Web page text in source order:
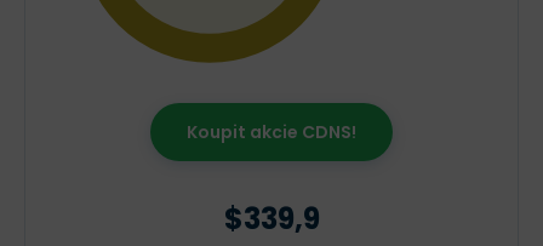
Koupit akcie CDNS!
$339,9